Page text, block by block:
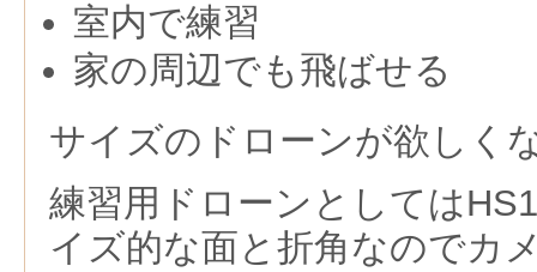
室内で練習
家の周辺でも飛ばせる
サイズのドローンが欲しく
練習用ドローンとしては
イズ的な面と折角なのでカ